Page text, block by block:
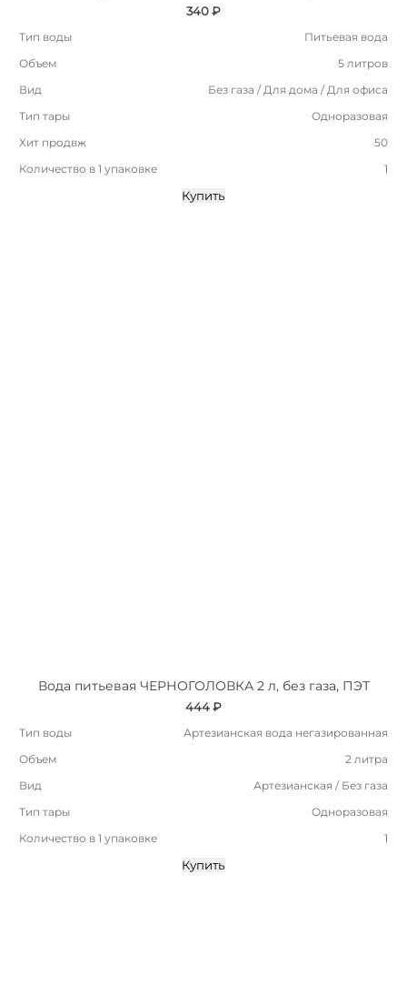
340 ₽
Тип воды
Питьевая вода
Объем
5 литров
Вид
Без газа / Для дома / Для офиса
Тип тары
Одноразовая
Хит продвж
50
Количество в 1 упаковке
1
Купить
Вода питьевая ЧЕРНОГОЛОВКА 2 л, без газа, ПЭТ
444 ₽
Тип воды
Артезианская вода негазированная
Объем
2 литра
Вид
Артезианская / Без газа
Тип тары
Одноразовая
Количество в 1 упаковке
1
Купить